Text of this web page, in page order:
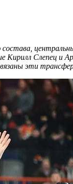
Слепец и
эти